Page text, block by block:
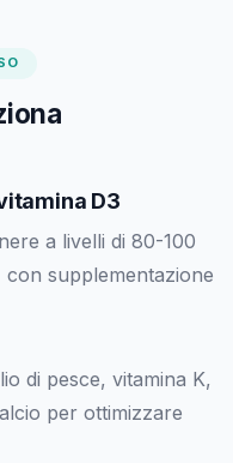
D3
a livelli di 80-100
supplementazione
di pesce, vitamina K,
per ottimizzare